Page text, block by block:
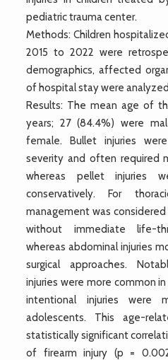
pediatric trauma center.
Methods: Children
2015 to 2022 were
demographics, affected
of hospital stay were
Results: The mean age of
years; 27 (84.4%) were
female. Bullet injuries
severity and often required
whereas pellet injuries
conservatively. For
management was
without immediate life-
whereas abdominal injuries
surgical approaches.
injuries were more common
intentional injuries were
adolescents. This age-
statistically significant
of firearm injury (p =